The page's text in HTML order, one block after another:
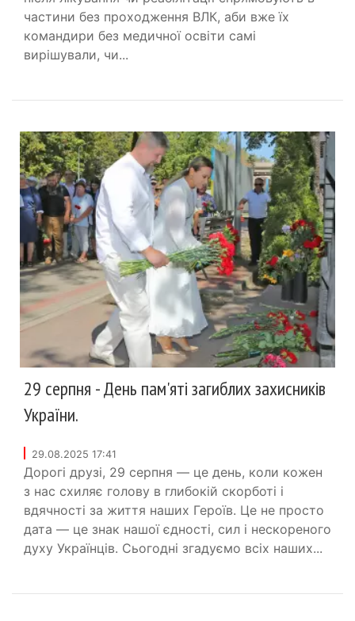
частини без проходження ВЛК, аби вже їх
командири без медичної освіти самі
вирішували, чи...
29 серпня - День пам'яті загиблих захисників
України.
29.08.2025 17:41
Дорогі друзі, 29 серпня — це день, коли кожен
з нас схиляє голову в глибокій скорботі і
вдячності за життя наших Героїв. Це не просто
дата — це знак нашої єдності, сил і нескореного
духу Українців. Сьогодні згадуємо всіх наших...